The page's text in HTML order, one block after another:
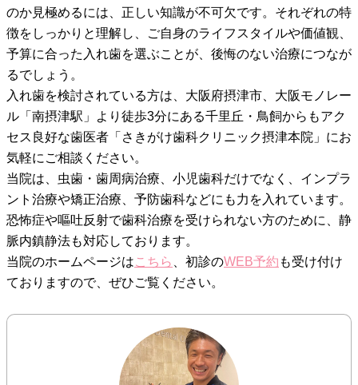
のか見極めるには、正しい知識が不可欠です。それぞれの特
徴をしっかりと理解し、ご自身のライフスタイルや価値観、
予算に合った入れ歯を選ぶことが、後悔のない治療につなが
るでしょう。
入れ歯を検討されている方は、大阪府摂津市、大阪モノレー
ル「南摂津駅」より徒歩3分にある千里丘・鳥飼からもアク
セス良好な歯医者「さきがけ歯科クリニック摂津本院」にお
気軽にご相談ください。
当院は、虫歯・歯周病治療、小児歯科だけでなく、インプラ
ント治療や矯正治療、予防歯科などにも力を入れています。
恐怖症や嘔吐反射で歯科治療を受けられない方のために、静
脈内鎮静法も対応しております。
当院のホームページはこちら 、初診のWEB予約 も受け付け
ておりますので、ぜひご覧ください。